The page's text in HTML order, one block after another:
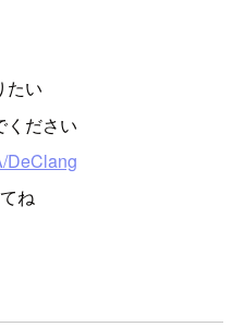
たい
ください
DeClang
ね